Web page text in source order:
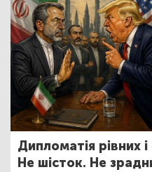
Дипломатія рівних
Не шісток. Не